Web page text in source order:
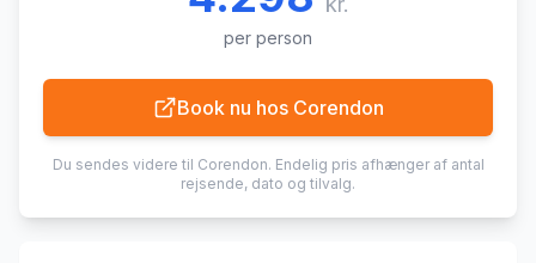
per person
Book nu hos Corendon
Du sendes videre til Corendon. Endelig pris afhænger af antal
rejsende, dato og tilvalg.